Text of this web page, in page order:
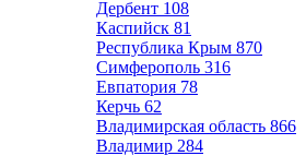
Дербент 108
Каспийск 81
Республика Крым 870
Симферополь 316
Евпатория 78
Керчь 62
Владимирская область 866
Владимир 284